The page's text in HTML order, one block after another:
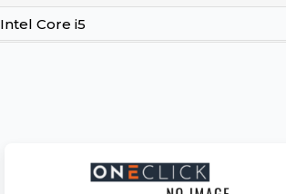
Intel Core i5